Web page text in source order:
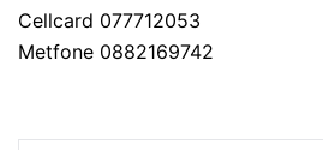
Cellcard 077712053
Metfone 0882169742